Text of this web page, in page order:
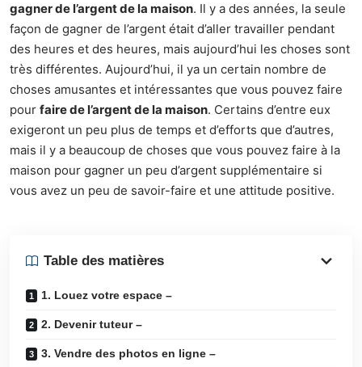
gagner de l’argent de la maison. Il y a des années, la seule
façon de gagner de l’argent était d’aller travailler pendant
des heures et des heures, mais aujourd’hui les choses sont
très différentes. Aujourd’hui, il ya un certain nombre de
choses amusantes et intéressantes que vous pouvez faire
pour faire de l’argent de la maison. Certains d’entre eux
exigeront un peu plus de temps et d’efforts que d’autres,
mais il y a beaucoup de choses que vous pouvez faire à la
maison pour gagner un peu d’argent supplémentaire si
vous avez un peu de savoir-faire et une attitude positive.
Table des matières
1. Louez votre espace –
2. Devenir tuteur –
3. Vendre des photos en ligne –